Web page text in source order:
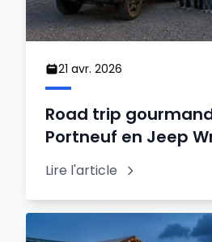
21 avr. 2026
Road trip
Portneuf en Jeep
Lire l'article